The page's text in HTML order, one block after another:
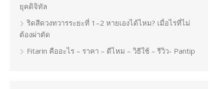
ยุคดิจิทัล
ริดสีดวงทวารระยะที่ 1–2 หายเองได้ไหม? เมื่อไรที่ไม่
ต้องผ่าตัด
Fitarin คืออะไร – ราคา – ดีไหม – วิธีใช้ – รีวิว- Pantip